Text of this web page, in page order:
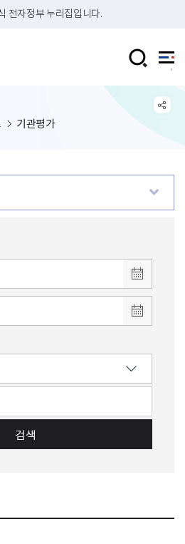
전자정부 누리집입니다.
기관평가
검색